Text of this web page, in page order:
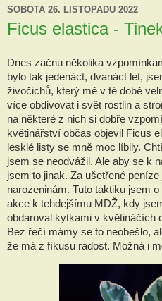
SOBOTA 26. LISTOPADU 2022
Ficus elastica -
Dnes začnu několika
bylo tak jedenáct, dvanáct let,
živočichů, který mě v té době
více obdivovat i svět rostlin a
na některé z nich si dobře
květinářství občas objevil Ficus
lesklé listy se mně moc líbily.
jsem se neodvážil. Ale aby se k
jsem to jinak. Za ušetřené
narozeninám. Tuto taktiku jsem
akce k tehdejšímu MDŽ, kdy
obdaroval kytkami v květináčích
Bez řečí mámy se to neobešlo,
že má z fíkusu radost. Možná i